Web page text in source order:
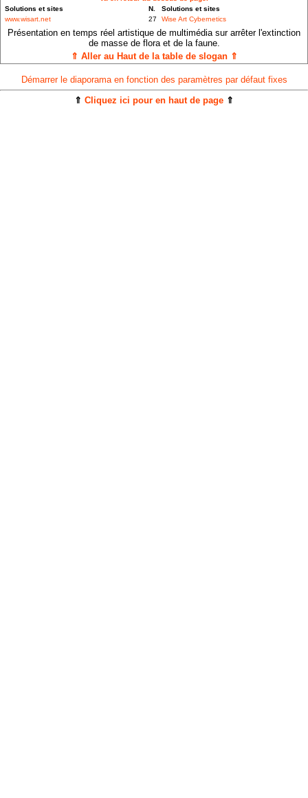
Solutions et sites
N.
Solutions et sites
www.wisart.net
27 Wise Art Cybernetics
Présentation en temps réel artistique de multimédia sur arrêter l'extinction
de masse de flora et de la faune.
⇑ Aller au Haut de la table de slogan ⇑
Démarrer le diaporama en fonction des paramètres par défaut fixes
⇑ Cliquez ici pour en haut de page ⇑